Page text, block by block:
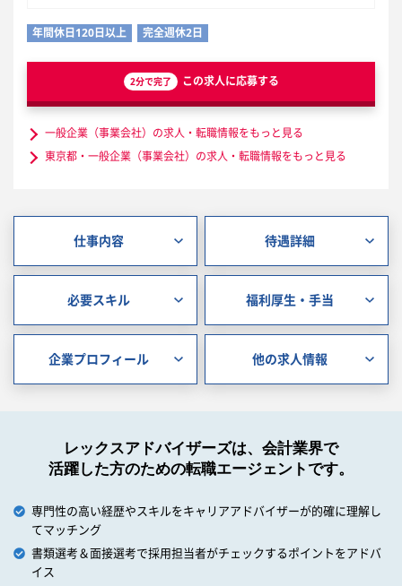
年間休日120日以上 完全週休2日
2分で完了 この求人に応募する
一般企業（事業会社）の求人・転職情報をもっと見る
東京都・一般企業（事業会社）の求人・転職情報をもっと見る
仕事内容 待遇詳細
必要スキル 福利厚生・手当
企業プロフィール 他の求人情報
レックスアドバイザーズは、会計業界で
活躍した方のための転職エージェントです。
専門性の高い経歴やスキルをキャリアアドバイザーが的確に理解し
てマッチング
書類選考＆面接選考で採用担当者がチェックするポイントをアドバ
イス